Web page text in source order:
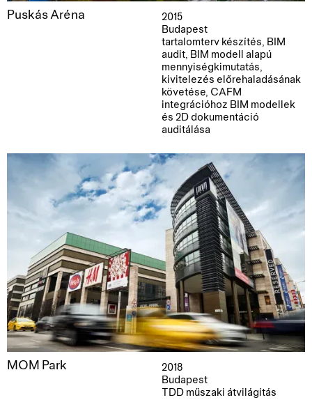
Puskás Aréna
2015
Budapest
tartalomterv készítés, BIM
audit, BIM modell alapú
mennyiségkimutatás,
kivitelezés előrehaladásának
követése, CAFM
integrációhoz BIM modellek
és 2D dokumentáció
auditálása
MOM Park
2018
Budapest
TDD műszaki átvilágítás